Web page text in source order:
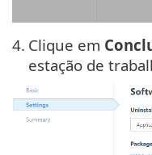
4. Clique em
estação de